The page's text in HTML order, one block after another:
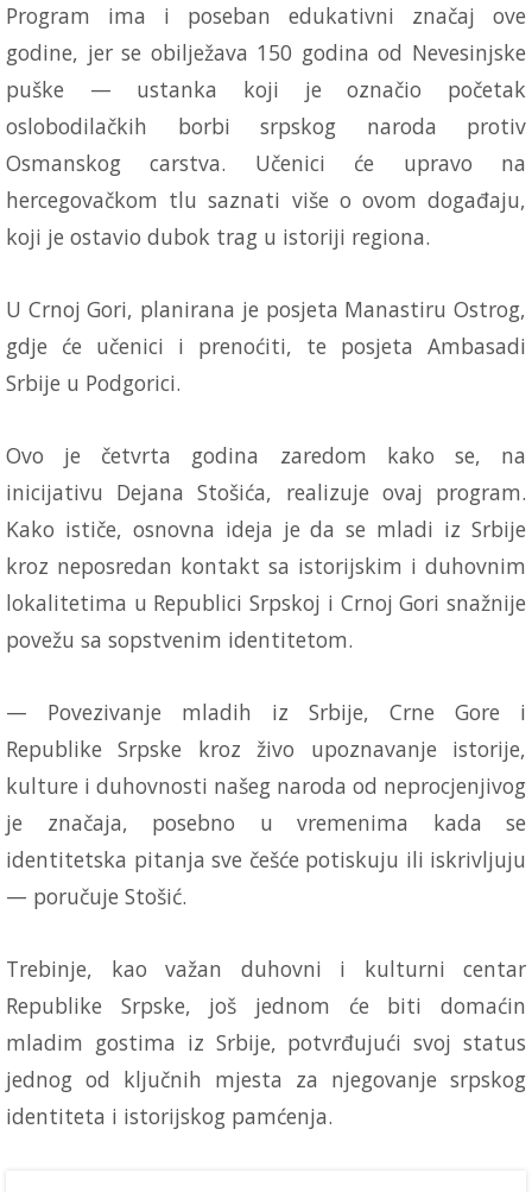
Program ima i poseban edukativni značaj ove
godine, jer se obilježava 150 godina od Nevesinjske
puške — ustanka koji je označio početak
oslobodilačkih borbi srpskog naroda protiv
Osmanskog carstva. Učenici će upravo na
hercegovačkom tlu saznati više o ovom događaju,
koji je ostavio dubok trag u istoriji regiona.
U Crnoj Gori, planirana je posjeta Manastiru Ostrog,
gdje će učenici i prenoćiti, te posjeta Ambasadi
Srbije u Podgorici.
Ovo je četvrta godina zaredom kako se, na
inicijativu Dejana Stošića, realizuje ovaj program.
Kako ističe, osnovna ideja je da se mladi iz Srbije
kroz neposredan kontakt sa istorijskim i duhovnim
lokalitetima u Republici Srpskoj i Crnoj Gori snažnije
povežu sa sopstvenim identitetom.
— Povezivanje mladih iz Srbije, Crne Gore i
Republike Srpske kroz živo upoznavanje istorije,
kulture i duhovnosti našeg naroda od neprocjenjivog
je značaja, posebno u vremenima kada se
identitetska pitanja sve češće potiskuju ili iskrivljuju
— poručuje Stošić.
Trebinje, kao važan duhovni i kulturni centar
Republike Srpske, još jednom će biti domaćin
mladim gostima iz Srbije, potvrđujući svoj status
jednog od ključnih mjesta za njegovanje srpskog
identiteta i istorijskog pamćenja.